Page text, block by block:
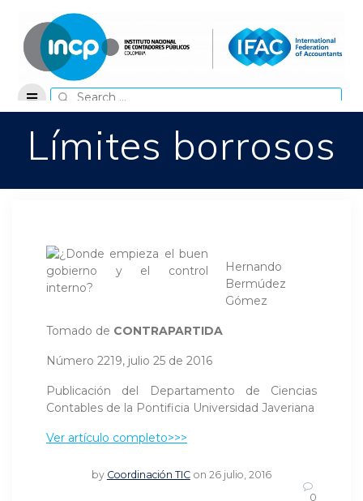
content
Search
for:
Límites borrosos
Hernando
Bermúdez
Gómez
Tomado de CONTRAPARTIDA
Número 2219, julio 25 de 2016
Publicación del Departamento de Ciencias
Contables de la Pontificia Universidad Javeriana
Ver artículo completo>>>
by Coordinación TIC on 26 julio, 2016
0